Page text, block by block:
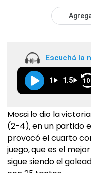
Escuchá la
1 1.5 10
Messi le dio la
(2-4), en un partido
provocó el cuarto
juego, que es el
sigue siendo el